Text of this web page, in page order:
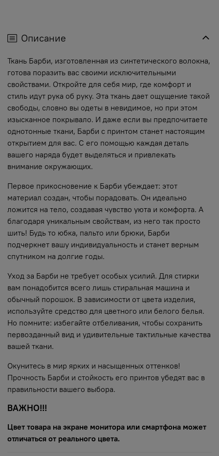
Описание
Ткань Барби, изготовленная из синтетического волокна,
готова поразить вас своими исключительными
свойствами. Откройте для себя мир, где комфорт и
стиль идут рука об руку. Эта ткань дает ощущение такой
свободы, словно вы одеты в невидимое, но при этом
изысканное покрывало. И даже если вы предпочитаете
однотонные ткани, Барби с принтом станет настоящим
открытием для вас. С его помощью каждая деталь
вашего наряда будет выделяться и привлекать
внимание окружающих.
Первое прикосновение к Барби убеждает: этот
материал создан, чтобы порадовать. Он идеально
ложится на тело, создавая чувство уюта и комфорта. А
благодаря уникальным свойствам, из него так просто
шить! Будь то юбка, пальто или брюки, Барби
подчеркнет вашу индивидуальность и станет верным
спутником на долгие годы.
Уход за Барби не требует особых усилий. Для стирки
вам понадобится всего лишь стиральная машина и
обычный порошок. В зависимости от цвета изделия,
используйте средство для цветного или белого белья.
Но помните: избегайте отбеливания, чтобы сохранить
первозданный вид и удивительные тактильные качества
вашей ткани.
Окунитесь в мир ярких и насыщенных оттенков!
Прочность Барби и стойкость его принтов убедят вас в
правильности вашего выбора.
ВАЖНО!!!
Цвет товара на экране монитора или смартфона может
отличаться от реального цвета.